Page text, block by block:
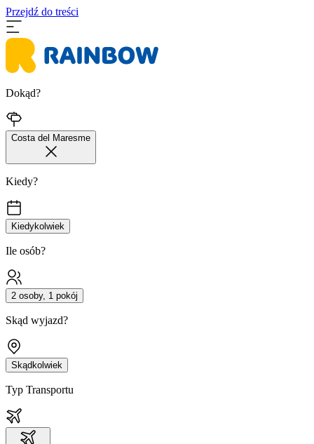
Przejdź do treści
Dokąd?
Costa del Maresme
Kiedy?
Kiedykolwiek
Ile osób?
2 osoby, 1 pokój
Skąd wyjazd?
Skądkolwiek
Typ Transportu